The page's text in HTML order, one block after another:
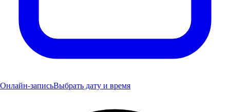
Онлайн-записьВыбрать дату и время